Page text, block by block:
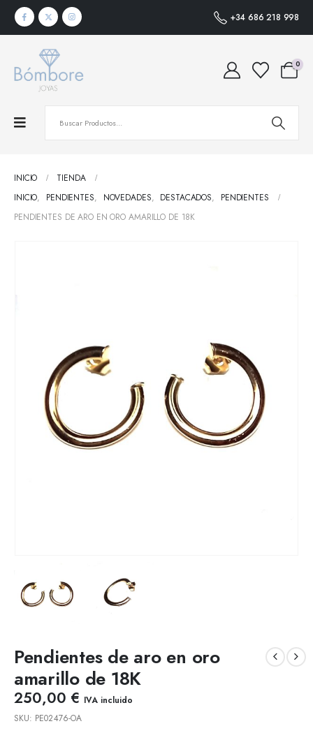
+34 686 218 998
0
INICIO
TIENDA
INICIO, PENDIENTES, NOVEDADES, DESTACADOS,
PENDIENTES
PENDIENTES DE ARO EN ORO AMARILLO DE 18K
Pendientes de aro en oro
amarillo de 18K
250,00 € IVA incluido
SKU: PE02476-OA